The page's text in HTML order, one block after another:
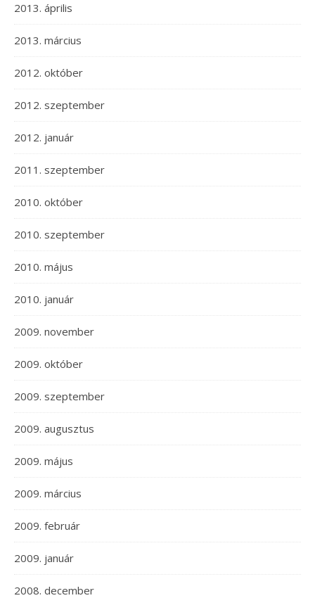
2013. április
2013. március
2012. október
2012. szeptember
2012. január
2011. szeptember
2010. október
2010. szeptember
2010. május
2010. január
2009. november
2009. október
2009. szeptember
2009. augusztus
2009. május
2009. március
2009. február
2009. január
2008. december